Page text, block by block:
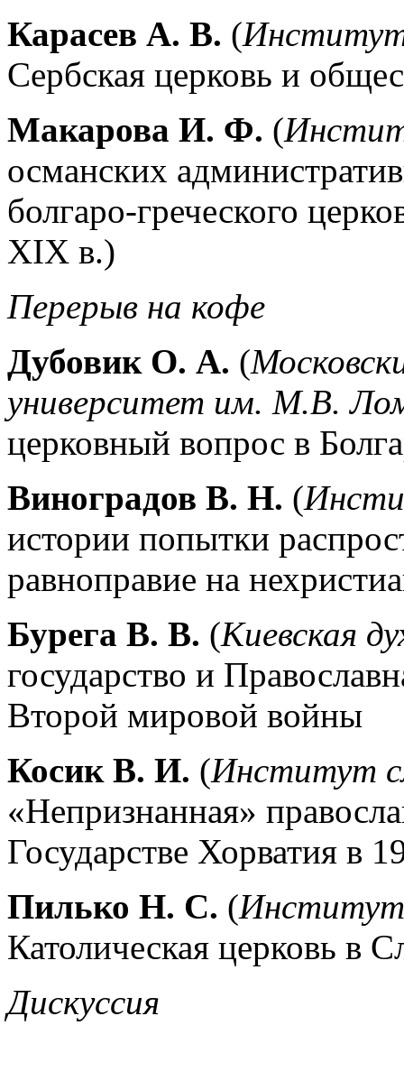
Карасев А. В. (Институт
Сербская церковь и
Макарова И. Ф. (
османских
болгаро-греческого
XIX в.)
Перерыв на кофе
Дубовик О. А. (
университет им. М.В.
церковный вопрос в
Виноградов В. Н. (
истории попытки
равноправие на
Бурега В. В. (Киевская
государство и
Второй мировой войны
Косик В. И. (Институт
«Непризнанная»
Государстве Хорватия в
Пилько Н. С. (Институт
Католическая церковь в
Дискуссия